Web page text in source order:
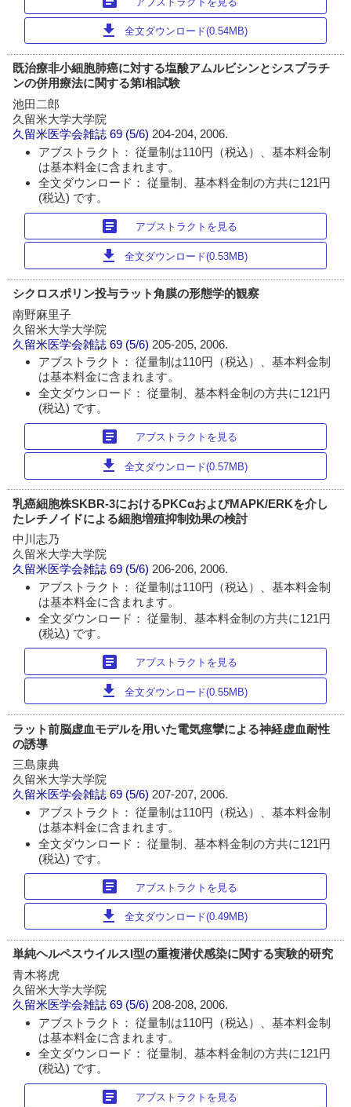
download 全文ダウンロード(0.54MB)
既治療非小細胞肺癌に対する塩酸アムルビシンとシスプラチ
ンの併用療法に関する第I相試験
池田二郎
久留米大学大学院
久留米医学会雑誌 69 (5/6) 204-204, 2006.
アブストラクト： 従量制は110円（税込）、基本料金制
は基本料金に含まれます。
全文ダウンロード： 従量制、基本料金制の方共に121円
(税込) です。
article アブストラクトを見る
download 全文ダウンロード(0.53MB)
シクロスポリン投与ラット角膜の形態学的観察
南野麻里子
久留米大学大学院
久留米医学会雑誌 69 (5/6) 205-205, 2006.
アブストラクト： 従量制は110円（税込）、基本料金制
は基本料金に含まれます。
全文ダウンロード： 従量制、基本料金制の方共に121円
(税込) です。
article アブストラクトを見る
download 全文ダウンロード(0.57MB)
乳癌細胞株SKBR-3におけるPKCαおよびMAPK/ERKを介し
たレチノイドによる細胞増殖抑制効果の検討
中川志乃
久留米大学大学院
久留米医学会雑誌 69 (5/6) 206-206, 2006.
アブストラクト： 従量制は110円（税込）、基本料金制
は基本料金に含まれます。
全文ダウンロード： 従量制、基本料金制の方共に121円
(税込) です。
article アブストラクトを見る
download 全文ダウンロード(0.55MB)
ラット前脳虚血モデルを用いた電気痙攣による神経虚血耐性
の誘導
三島康典
久留米大学大学院
久留米医学会雑誌 69 (5/6) 207-207, 2006.
アブストラクト： 従量制は110円（税込）、基本料金制
は基本料金に含まれます。
全文ダウンロード： 従量制、基本料金制の方共に121円
(税込) です。
article アブストラクトを見る
download 全文ダウンロード(0.49MB)
単純ヘルペスウイルスI型の重複潜伏感染に関する実験的研究
青木将虎
久留米大学大学院
久留米医学会雑誌 69 (5/6) 208-208, 2006.
アブストラクト： 従量制は110円（税込）、基本料金制
は基本料金に含まれます。
全文ダウンロード： 従量制、基本料金制の方共に121円
(税込) です。
article アブストラクトを見る